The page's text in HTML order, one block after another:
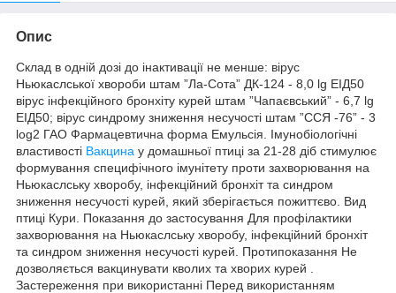
Опис
Склад в одній дозі до інактивації не менше: вірус
Ньюкаслської хвороби штам ”Ла-Сота” ДК-124 - 8,0 lg ЕIД50
вірус інфекційного бронхіту курей штам ”Чапаєвський” - 6,7 lg
ЕIД50; вірус синдрому зниження несучості штам ”ССЯ -76” - 3
lоg2 ГАО Фармацевтична форма Емульсія. Імунобіологічні
властивості Вакцина у домашньої птиці за 21-28 діб стимулює
формування специфічного імунітету проти захворювання на
Ньюкаслську хворобу, інфекційний бронхіт та синдром
зниження несучості курей, який зберігається пожиттєво. Вид
птиці Кури. Показання до застосування Для профілактики
захворювання на Ньюкаслську хворобу, інфекційний бронхіт
та синдром зниження несучості курей. Протипоказання Не
дозволяється вакцинувати кволих та хворих курей .
Застереження при використанні Перед використанням